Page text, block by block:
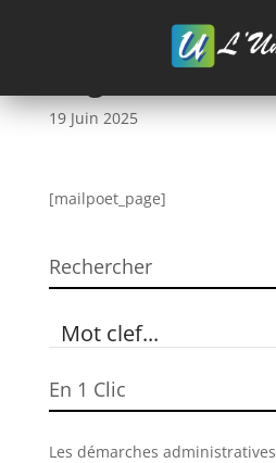
Page MailPoet
19 Juin 2025
[mailpoet_page]
Rechercher
En 1 Clic
Les démarches administratives